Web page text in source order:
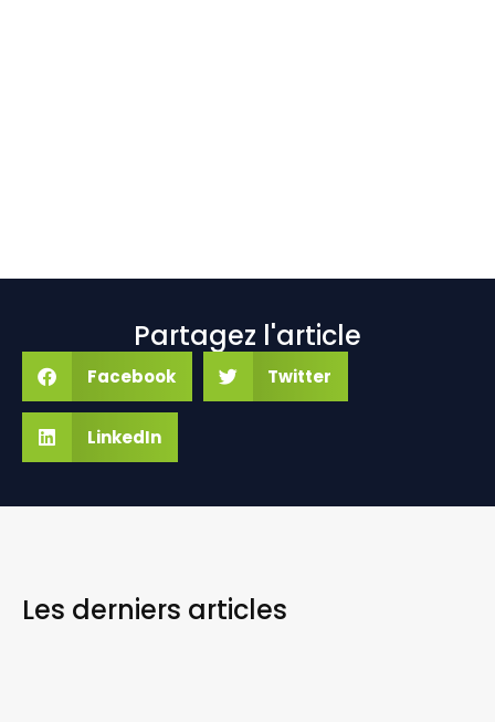
Partagez l'article
Facebook Twitter
LinkedIn
Les derniers articles